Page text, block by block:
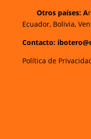
Otros países: A
Ecuador, Bolivia,
Contacto:
Política de